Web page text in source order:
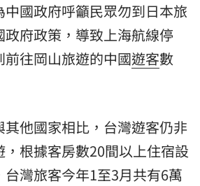
國政府呼籲民眾勿到日本旅
府政策，導致上海航線停
往岡山旅遊的中國遊客數
他國家相比，台灣遊客仍非
根據客房數20間以上住宿設
灣旅客今年1至3月共有6萬